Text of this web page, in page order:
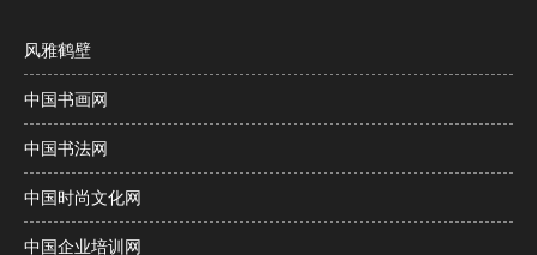
风雅鹤壁
中国书画网
中国书法网
中国时尚文化网
中国企业培训网